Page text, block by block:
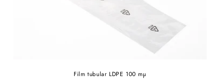
Film tubular LDPE 100 mµ